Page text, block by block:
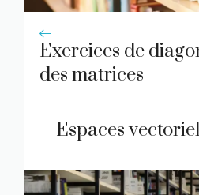
Exercices de
des matrices
Espaces